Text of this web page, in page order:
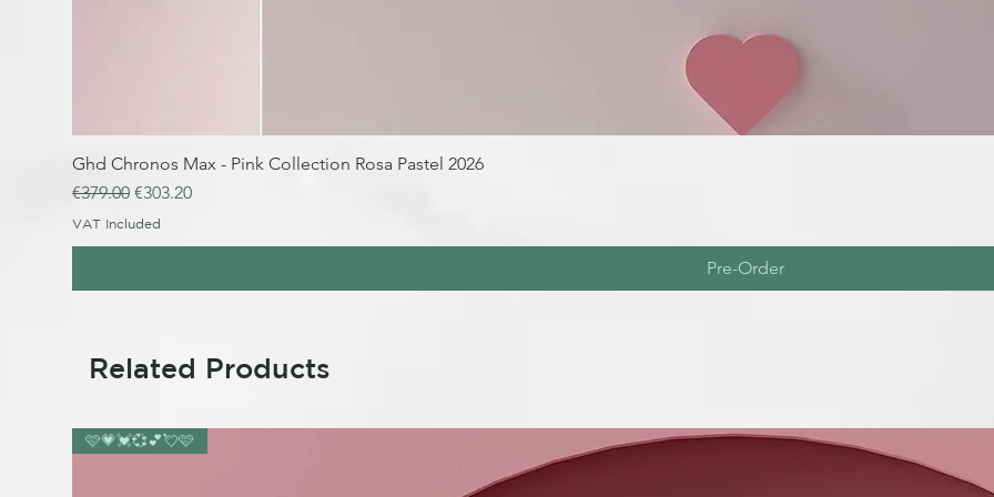
Ghd Chronos Max - Pink Collection Rosa Pastel 2026
Regular Price
€379.00 Sale Price
€303.20
VAT Included
Pre-Order
Related Products
🩷💗💓💞💕💘🩷